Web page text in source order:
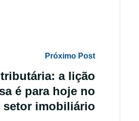
Próximo Post
a lição
é para hoje no
setor imobiliário